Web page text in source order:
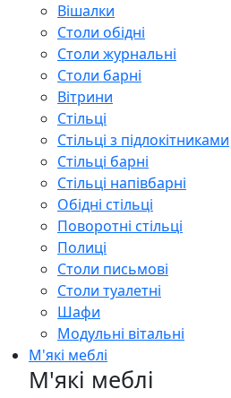
Вішалки
Столи обідні
Столи журнальні
Столи барні
Вітрини
Стільці
Стільці з підлокітниками
Стільці барні
Стільці напівбарні
Обідні стільці
Поворотні стільці
Полиці
Столи письмові
Столи туалетні
Шафи
Модульні вітальні
М'які меблі
М'які меблі